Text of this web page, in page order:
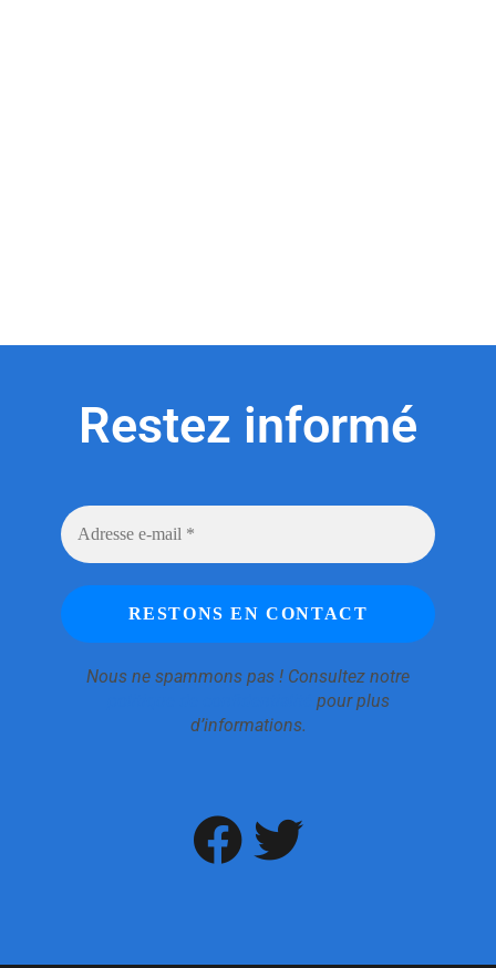
Restez informé
Nous ne spammons pas ! Consultez notre
pour plus
d’informations.